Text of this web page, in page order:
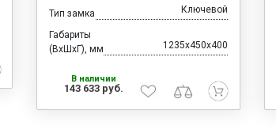
Тип замка Ключевой
Габариты
(ВхШхГ), мм
1235x450x400
В наличии
143 633 руб.